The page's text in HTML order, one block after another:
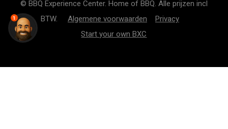
© BBQ Experience Center. Home of BBQ. Alle prijzen incl
BTW. Algemene voorwaarden
Privacy
Start your own BXC
1